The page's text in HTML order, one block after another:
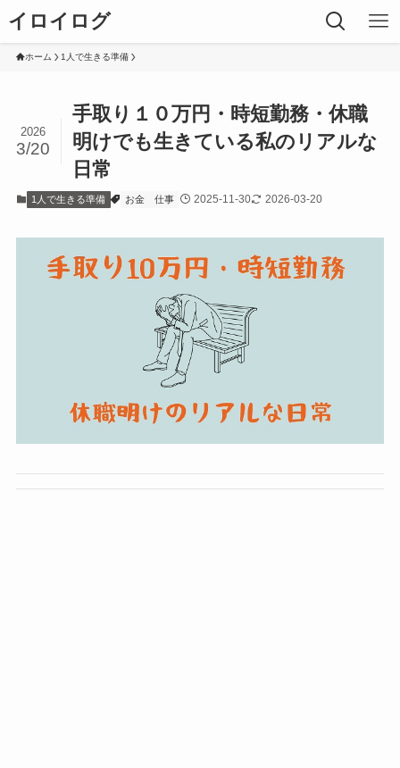
イロイログ
ホーム 1人で生きる準備
手取り１０万円・時短勤務・休職
明けでも生きている私のリアルな
日常
2026
3/20
1人で生きる準備 お金 仕事 2025-11-30 2026-03-20